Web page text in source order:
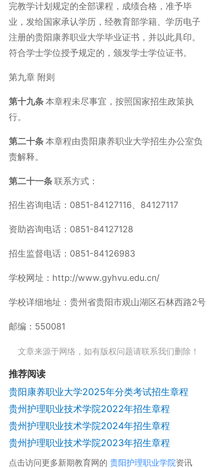
完教学计划规定的全部课程，成绩合格，准予毕
业，发给国家承认学历，经教育部学籍、学历电子
注册的贵阳康养职业大学毕业证书，并以此具印。
符合学士学位授予规定的，颁发学士学位证书。
第九章 附则
第十九条本章程未尽事宜，按照国家招生政策执
行。
第二十条本章程由贵阳康养职业大学招生办公室负
责解释。
第二十一条联系方式：
招生咨询电话：0851-84127116、84127117
资助咨询电话：0851-84127128
招生监督电话：0851-84126983
学校网址：http://www.gyhvu.edu.cn/
学校详细地址：贵州省贵阳市观山湖区石林西路2号
邮编：550081
文章来源于网络，如有版权问题请联系我们删除！
推荐阅读
贵阳康养职业大学2025年分类考试招生章程
贵州护理职业技术学院2022年招生章程
贵州护理职业技术学院2024年招生章程
贵州护理职业技术学院2023年招生章程
点击访问更多新期教育网的 贵阳护理职业学院资讯